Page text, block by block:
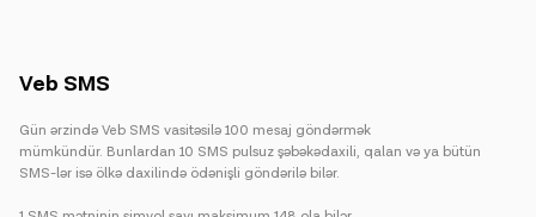
Veb SMS
Gün ərzində Veb SMS vasitəsilə 100 mesaj göndərmək
mümkündür. Bunlardan 10 SMS pulsuz şəbəkədaxili, qalan və ya bütün
SMS-lər isə ölkə daxilində ödənişli göndərilə bilər.